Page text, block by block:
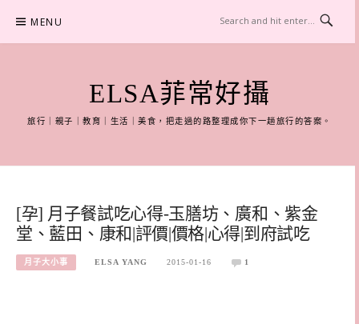
content
MENU
ELSA菲常好攝
旅行｜親子｜教育｜生活｜美食，把走過的路整理成你下一趟旅行的答案。
[孕] 月子餐試吃心得-玉膳坊、廣和、紫金
堂、藍田、康和|評價|價格|心得|到府試吃
月子大小事 ELSA YANG 2015-01-16 1